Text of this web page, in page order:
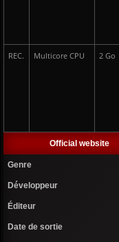
REC. Multicore CPU 2 Go
Official website
Genre
Développeur
Éditeur
Date de sortie